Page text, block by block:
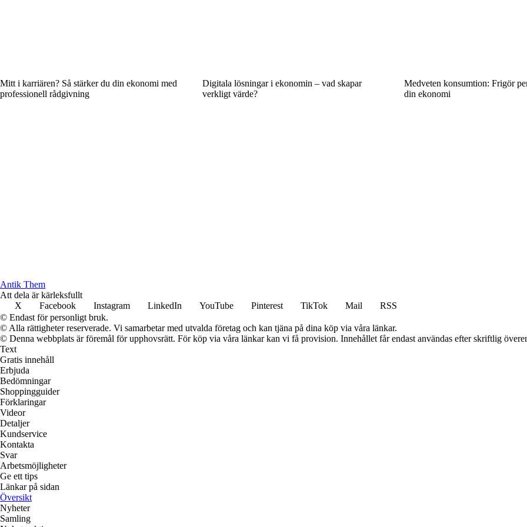
Mitt i karriären? Så stärker du din ekonomi med
professionell rådgivning
Digitala lösningar i ekonomin – vad skapar
verkligt värde?
Medveten konsumtion: Frigör
din ekonomi
Antik Them
Att dela är kärleksfullt
X
Facebook Instagram LinkedIn YouTube Pinterest TikTok Mail
RSS
© Endast för personligt bruk.
© Alla rättigheter reserverade. Vi samarbetar med utvalda företag och kan tjäna på dina köp via våra länkar.
© Denna webbplats är föremål för upphovsrätt. För köp via våra länkar kan vi få provision. Innehållet får endast användas efter skriftlig
Text
Gratis innehåll
Erbjuda
Bedömningar
Shoppingguider
Förklaringar
Videor
Detaljer
Kundservice
Kontakta
Svar
Arbetsmöjligheter
Ge ett tips
Länkar på sidan
Översikt
Nyheter
Samling